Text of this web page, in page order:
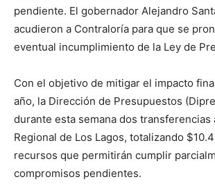
pendiente. El gobernador Alejandro
acudieron a Contraloría para que se
eventual incumplimiento de la Ley de
Con el objetivo de mitigar el impacto
año, la Dirección de Presupuestos
durante esta semana dos transferencias
Regional de Los Lagos, totalizando
recursos que permitirán cumplir
compromisos pendientes.